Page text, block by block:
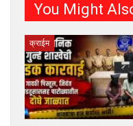
You Might
क्राईम